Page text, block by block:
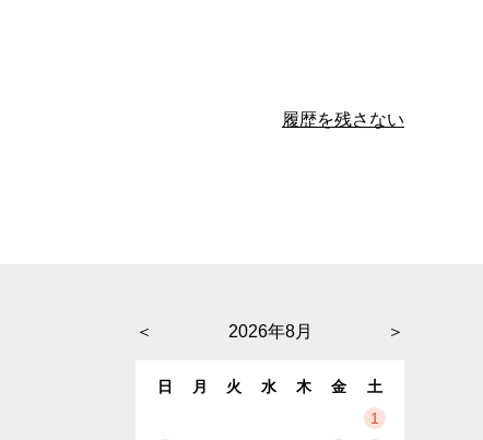
履歴を残さない
＜ ＞
2026年8月
日 月 火 水 木 金
土
1